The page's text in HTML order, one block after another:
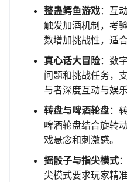
整蛊鳄鱼游戏：互
触发加酒机制，考
数增加挑战性，适
真心话大冒险：数
问题和挑战任务，
与者深度互动与娱乐
转盘与啤酒轮盘：
啤酒轮盘结合旋转
戏悬念和刺激感。
摇骰子与指尖模式
尖模式要求玩家精